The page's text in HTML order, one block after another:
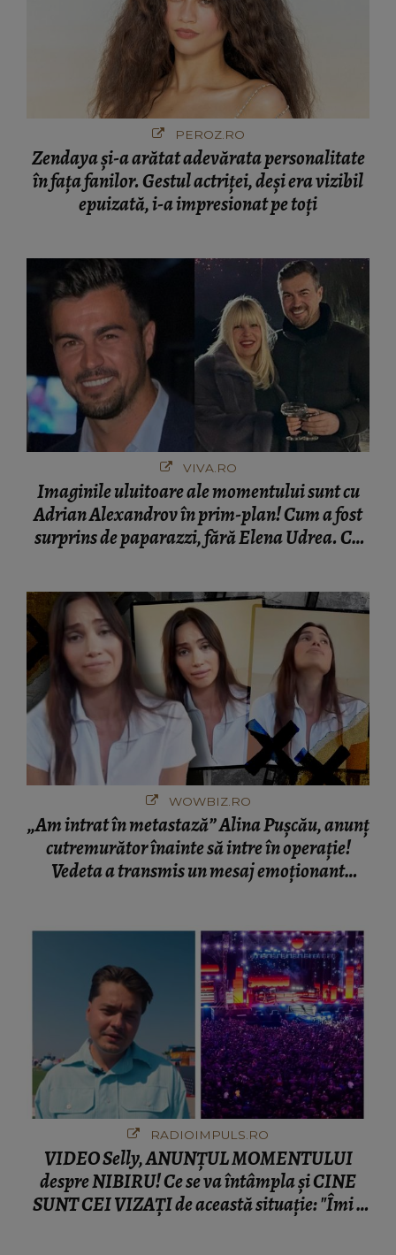
PEROZ.RO
Zendaya și-a arătat adevărata personalitate
în fața fanilor. Gestul actriței, deși era vizibil
epuizată, i-a impresionat pe toți
VIVA.RO
Imaginile uluitoare ale momentului sunt cu
Adrian Alexandrov în prim-plan! Cum a fost
surprins de paparazzi, fără Elena Udrea. Cu
WOWBIZ.RO
„Am intrat în metastază” Alina Pușcău, anunț
cutremurător înainte să intre în operație!
Vedeta a transmis un mesaj emoționant
RADIOIMPULS.RO
VIDEO Selly, ANUNȚUL MOMENTULUI
despre NIBIRU! Ce se va întâmpla și CINE
SUNT CEI VIZAȚI de această situație: "Îmi e